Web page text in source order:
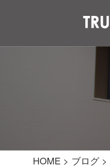
HOME > ブログ>